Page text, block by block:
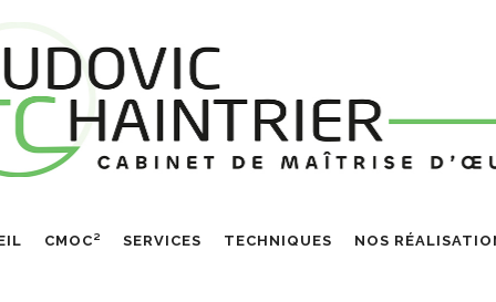
CMOC² SERVICES TECHNIQUES NOS